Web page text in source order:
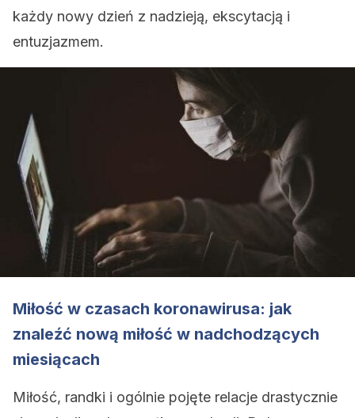
każdy nowy dzień z nadzieją, ekscytacją i
entuzjazmem.
Miłość w czasach koronawirusa: jak
znaleźć nową miłość w nadchodzących
miesiącach
Miłość, randki i ogólnie pojęte relacje drastycznie